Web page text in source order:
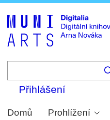
Přihlášení
Domů Prohlížení